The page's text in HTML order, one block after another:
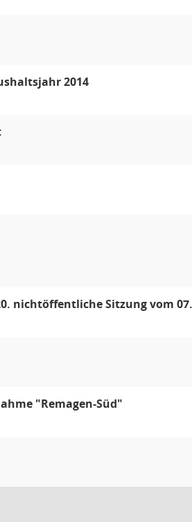
2014
nichtöffentliche Sitzung vom
"Remagen-Süd"